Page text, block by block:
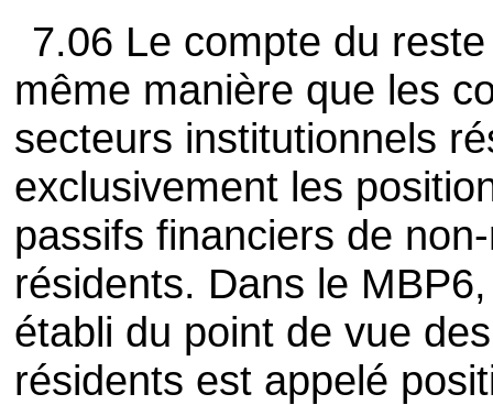
7.06 Le compte du
même manière que les
secteurs institutionnels
exclusivement les
passifs financiers de
résidents. Dans le
établi du point de vue
résidents est appelé